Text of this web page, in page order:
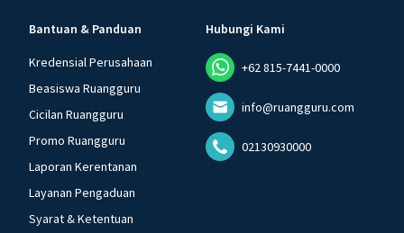
Bantuan & Panduan
Kredensial Perusahaan
Beasiswa Ruangguru
Cicilan Ruangguru
Promo Ruangguru
Laporan Kerentanan
Layanan Pengaduan
Syarat & Ketentuan
Hubungi Kami
+62 815-7441-0000
info@ruangguru.com
02130930000